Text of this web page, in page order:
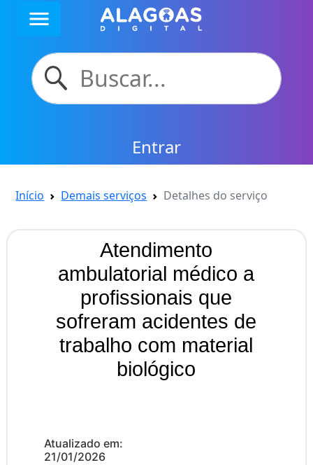
menu
Entrar
Início Demais serviços Detalhes do serviço
Atendimento
ambulatorial médico a
profissionais que
sofreram acidentes de
trabalho com material
biológico
Atualizado em:
21/01/2026